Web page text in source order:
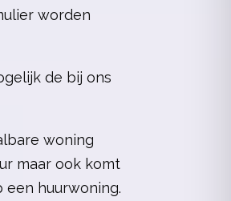
worden
de bij ons
woning
maar ook komt
huurwoning.